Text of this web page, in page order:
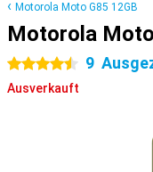
Motorola Moto G85 12GB
Motorola
4.5 Sterne 9
Ausverkauft